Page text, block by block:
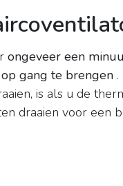
ongeveer een
gang te brengen
is als u de
draaien voor een